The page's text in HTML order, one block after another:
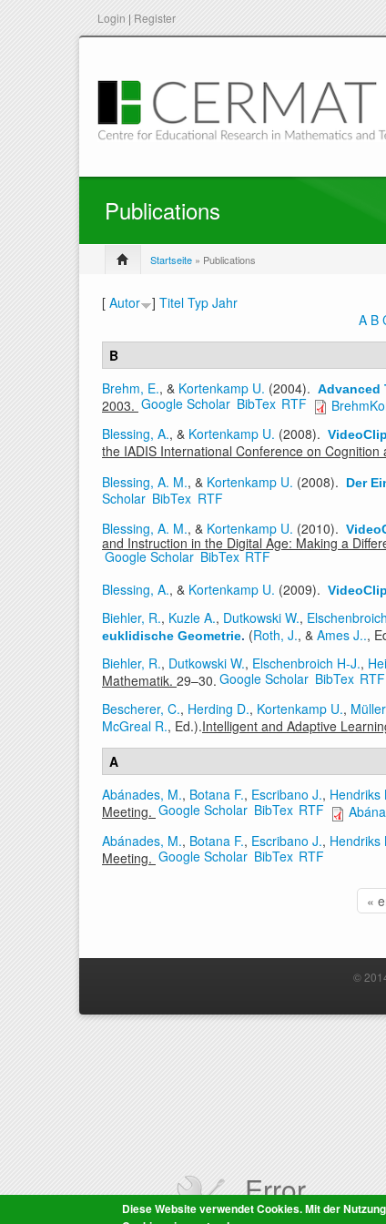
Login | Register
Publications
Startseite » Publications
[ Autor ] Titel Typ Jahr
A B
B
Brehm, E., & Kortenkamp U. (2004). Advanced
2003. Google Scholar BibTex RTF
Blessing, A., & Kortenkamp U. (2008).
the IADIS International Conference on
Blessing, A. M., & Kortenkamp U. (2008). Der
Scholar BibTex RTF
Blessing, A. M., & Kortenkamp U. (2010).
and Instruction in the Digital Age: Making a
Google Scholar BibTex RTF
Blessing, A., & Kortenkamp U. (2009).
Biehler, R., Kuzle A., Dutkowski W.,
euklidische Geometrie. (Roth, J., & Ames J..,
Biehler, R., Dutkowski W., Elschenbroich H-J.,
Mathematik. 29–30. Google Scholar BibTex RTF
Bescherer, C., Herding D., Kortenkamp U.,
McGreal R., Ed.).Intelligent and Adaptive
A
Abánades, M., Botana F., Escribano J., Hendriks
Meeting. Google Scholar BibTex RTF
Abánades, M., Botana F., Escribano J., Hendriks
Meeting. Google Scholar BibTex RTF
«
©
Error
Diese Website verwendet Cookies. Mit der